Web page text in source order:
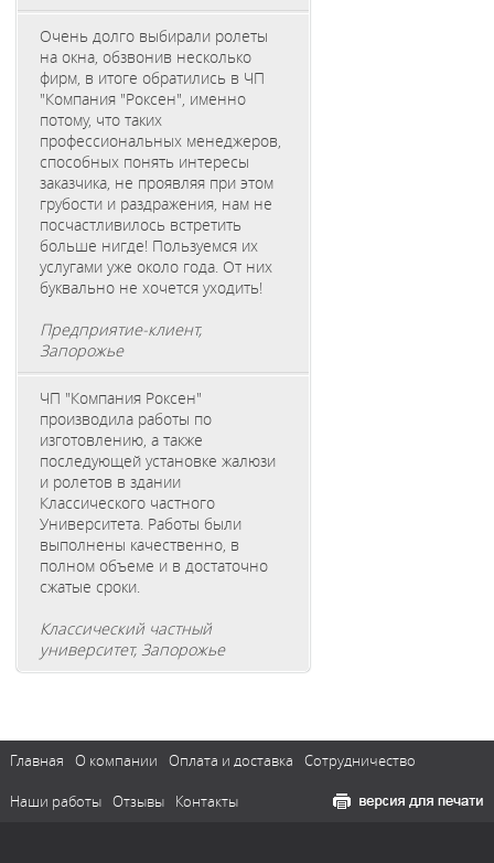
Очень долго выбирали ролеты
на окна, обзвонив несколько
фирм, в итоге обратились в ЧП
"Компания "Роксен", именно
потому, что таких
профессиональных менеджеров,
способных понять интересы
заказчика, не проявляя при этом
грубости и раздражения, нам не
посчастливилось встретить
больше нигде! Пользуемся их
услугами уже около года. От них
буквально не хочется уходить!
Предприятие-клиент,
Запорожье
ЧП "Компания Роксен"
производила работы по
изготовлению, а также
последующей установке жалюзи
и ролетов в здании
Классического частного
Университета. Работы были
выполнены качественно, в
полном объеме и в достаточно
сжатые сроки.
Классический частный
университет, Запорожье
Главная О компании Оплата и доставка Сотрудничество
Наши работы Отзывы Контакты